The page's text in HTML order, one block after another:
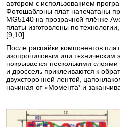
автором с использованием
Фотошаблоны плат напечатаны
MG5140 на прозрачной плёнке
платы изготовлены по
[9,10].
После распайки компонентов
изопропиловым или техническим
покрывается несколькими
и дроссель приклеиваются к
двухсторонней лентой,
начиная от «Момента* и